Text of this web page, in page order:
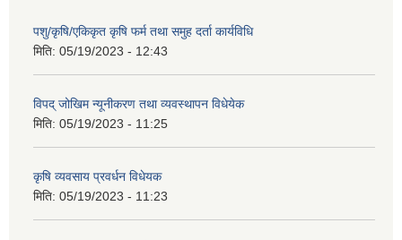
पशु/कृषि/एकिकृत कृषि फर्म तथा समुह दर्ता कार्यविधि
मिति: 05/19/2023 - 12:43
विपद् जोखिम न्यूनीकरण तथा व्यवस्थापन विधेयेक
मिति: 05/19/2023 - 11:25
कृषि व्यवसाय प्रवर्धन विधेयक
मिति: 05/19/2023 - 11:23